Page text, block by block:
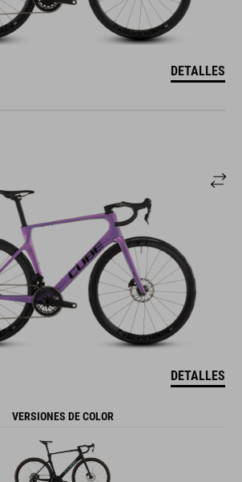
DETALLES
DETALLES
VERSIONES DE COLOR